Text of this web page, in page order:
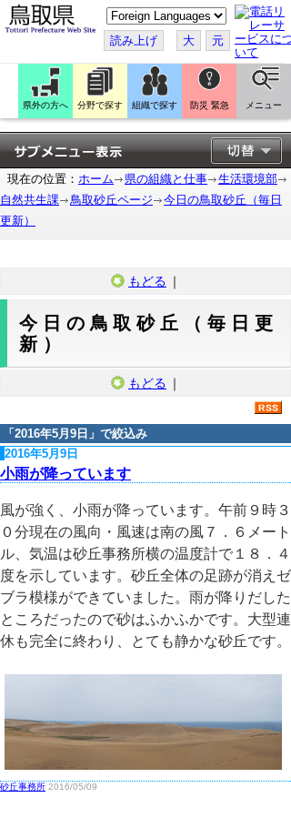
こ
の
ペ
ー
ジ
翻
訳
す
る
読み上げ 大 元
県外の方へ 分野で探す 組織で探す 防災 緊急 メニュー
現在の位置： ホーム 県の組織と仕事
生活環境部
自然共生課
鳥取砂丘ページ
今日の鳥取砂丘（毎日
更新）
もどる ｜
今日の鳥取砂丘（毎日更
新）
もどる ｜
「 2016年5月9日 」で絞込み
2016年5月9日
小雨が降っています
風が強く、小雨が降っています。午前９時３
０分現在の風向・風速は南の風７．６メート
ル、気温は砂丘事務所横の温度計で１８．４
度を示しています。砂丘全体の足跡が消えゼ
ブラ模様ができていました。雨が降りだした
ところだったので砂はふかふかです。大型連
休も完全に終わり、とても静かな砂丘です。
砂丘事務所 2016/05/09